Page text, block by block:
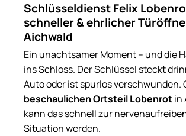
Schlüsseldienst Felix
schneller & ehrlicher
Aichwald
Ein unachtsamer Moment – und die
ins Schloss. Der Schlüssel steckt
Auto oder ist spurlos verschwunden.
beschaulichen Ortsteil Lobenrotin
kann das schnell zur
Situation werden.